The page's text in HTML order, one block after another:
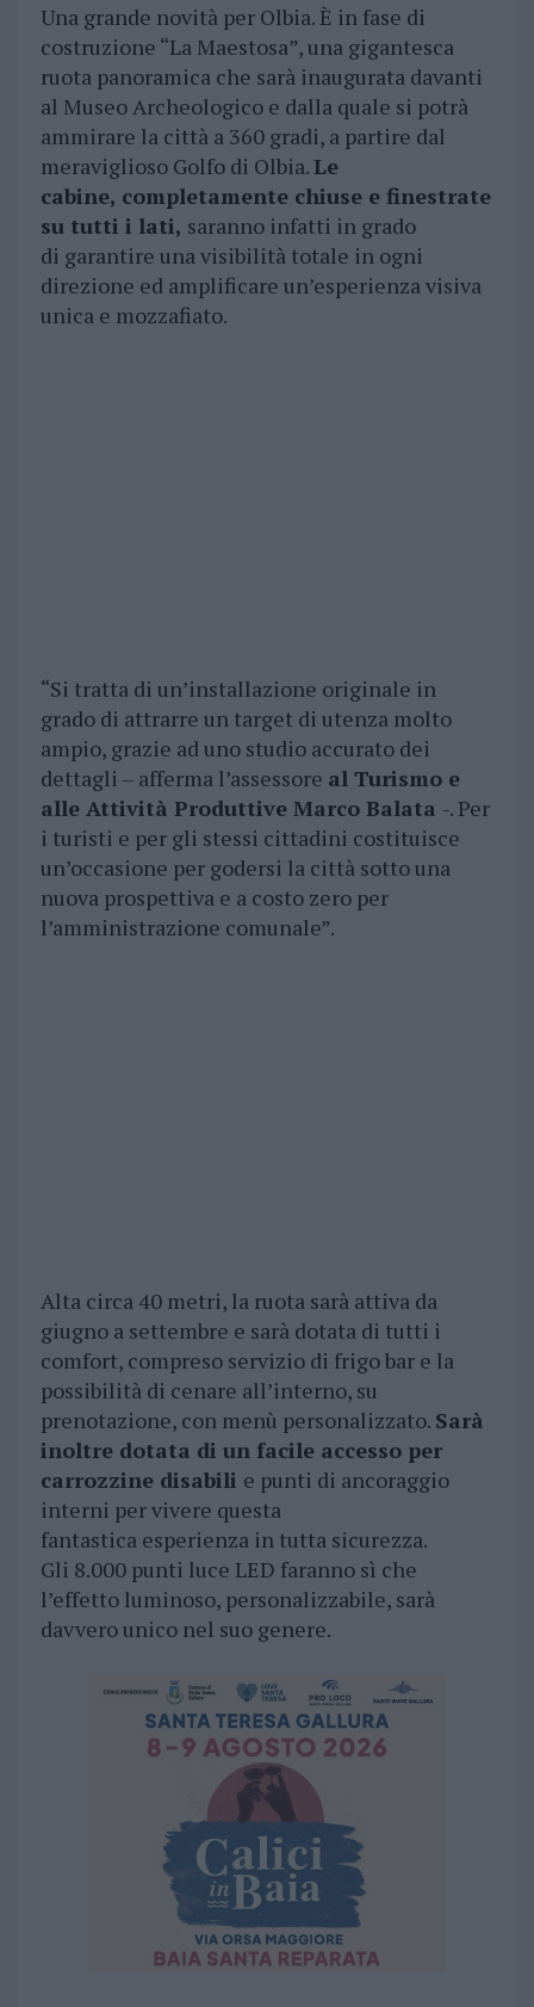
Una grande novità per Olbia. È in fase di
costruzione “La Maestosa”, una gigantesca
ruota panoramica che sarà inaugurata davanti
al Museo Archeologico e dalla quale si potrà
ammirare la città a 360 gradi, a partire dal
meraviglioso Golfo di Olbia.Le
cabine, completamente chiuse e finestrate
su tutti i lati, saranno infatti in grado
di garantire una visibilità totale in ogni
direzione ed amplificare un’esperienza visiva
unica e mozzafiato.
“Si tratta di un’installazione originale in
grado di attrarre un target di utenza molto
ampio, grazie ad uno studio accurato dei
dettagli – afferma l’assessore al Turismo e
alle Attività Produttive Marco Balata -. Per
i turisti e per gli stessi cittadini costituisce
un’occasione per godersi la città sotto una
nuova prospettiva e a costo zero per
l’amministrazione comunale”.
Alta circa 40 metri, la ruota sarà attiva da
giugno a settembre e sarà dotata di tutti i
comfort, compreso servizio di frigo bar e la
possibilità di cenare all’interno, su
prenotazione, con menù personalizzato. Sarà
inoltre dotata di un facile accesso per
carrozzine disabili e punti di ancoraggio
interni per vivere questa
fantastica esperienza in tutta sicurezza.
Gli 8.000 punti luce LED faranno sì che
l’effetto luminoso, personalizzabile, sarà
davvero unico nel suo genere.